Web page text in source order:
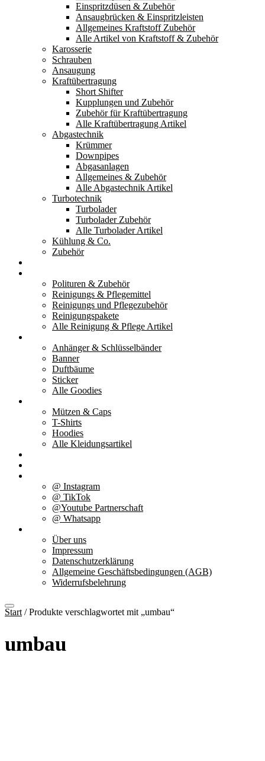
Einspritzdüsen & Zubehör
Ansaugbrücken & Einspritzleisten
Allgemeines Kraftstoff Zubehör
Alle Artikel von Kraftstoff & Zubehör
Karosserie
Schrauben
Ansaugung
Kraftübertragung
Short Shifter
Kupplungen und Zubehör
Zubehör für Kraftübertragung
Alle Kraftübertragung Artikel
Abgastechnik
Krümmer
Downpipes
Abgasanlagen
Allgemeines & Zubehör
Alle Abgastechnik Artikel
Turbotechnik
Turbolader
Turbolader Zubehör
Alle Turbolader Artikel
Kühlung & Co.
Zubehör
Polituren & Zubehör
Reinigungs & Pflegemittel
Reinigungs und Pflegezubehör
Reinigungspakete
Alle Reinigung & Pflege Artikel
Anhänger & Schlüsselbänder
Banner
Duftbäume
Sticker
Alle Goodies
Mützen & Caps
T-Shirts
Hoodies
Alle Kleidungsartikel
@ Instagram
@ TikTok
@Youtube Partnerschaft
@ Whatsapp
Über uns
Impressum
Datenschutzerklärung
Allgemeine Geschäftsbedingungen (AGB)
Widerrufsbelehrung
Start / Produkte verschlagwortet mit „umbau“
umbau